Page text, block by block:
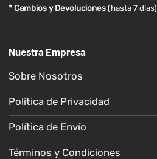
* Cambios y Devoluciones (hasta 7 días)
Nuestra Empresa
Sobre Nosotros
Política de Privacidad
Política de Envío
Términos y Condiciones